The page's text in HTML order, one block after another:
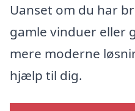
Uanset om du har
gamle vinduer eller
mere moderne
hjælp til dig.